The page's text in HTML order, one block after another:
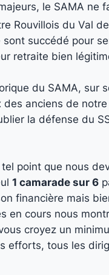
le SAMA ne
Rouvillois du Val
succédé pour
retraite bien
du SAMA, sur
anciens de
la défense du
point que nous
1 camarade sur 6
financière mais
en cours nous
croyez un
efforts, tous les